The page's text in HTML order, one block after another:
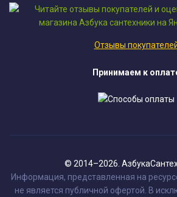
Отзывы
Принимаем к
© 2014–2026.
Информация, представленная на
не является публичной офертой. В